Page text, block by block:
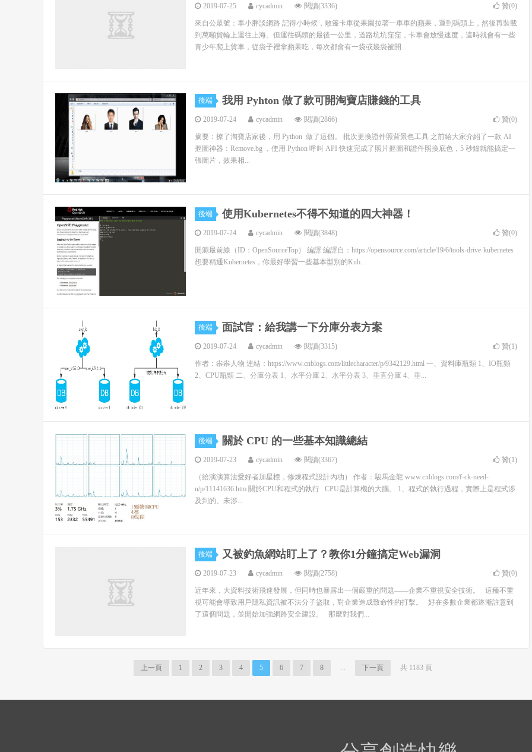
2019-07-25 cycadmin 閱讀(3336) 贊(0)
來自公眾號：車小胖談網路 記得小時候，敞篷卡車從果園拉著一車車的蘋果，運到碼頭上，然後再裝載
到萬噸貨輪上運往上海。但運往碼頭的最後一公里，道路坑坑窪窪，卡車會放慢速度，這時就會有一些
青少年爬上貨車，從袋子裡拿蘋果吃，每次都會有一袋或幾袋被開...
後端 我用 Pyhton 做了款可開淘寶店賺錢的工具
2019-07-24 cycadmin 閱讀(2866) 贊(0)
摘要：撩了淘寶店家後，用 Python 做了這個。 批次更換證件照背景色工具 之前給大家介紹了一款 AI
摳圖神器：Remove.bg ，使用 Python 呼叫 API 快速完成了照片摳圖和證件照換底色，5 秒鐘就能搞定一
張圖片，效果相...
後端 使用Kubernetes不得不知道的四大神器！
2019-07-24 cycadmin 閱讀(3848) 贊(0)
開源最前線（ID：OpenSourceTop） 編譯 編譯自：https://opensource.com/article/19/6/tools-drive-kubernetes
想要精通Kubernetes，你最好學習一些基本型別的Kub...
後端 面試官：給我講一下分庫分表方案
2019-07-24 cycadmin 閱讀(3315) 贊(1)
作者：尜尜人物 連結：https://www.cnblogs.com/littlecharacter/p/9342129.html 一、資料庫瓶頸 1、IO瓶頸
2、CPU瓶頸 二、分庫分表 1、水平分庫 2、水平分表 3、垂直分庫 4、垂...
後端 關於 CPU 的一些基本知識總結
2019-07-23 cycadmin 閱讀(3367) 贊(1)
（給演演算法愛好者加星標，修煉程式設計內功） 作者：駿馬金龍 www.cnblogs.com/f-ck-need-
u/p/11141636.htm 關於CPU和程式的執行 CPU是計算機的大腦。 1、程式的執行過程，實際上是程式涉
及到的、未涉...
後端 又被釣魚網站盯上了？教你1分鐘搞定Web漏洞
2019-07-23 cycadmin 閱讀(2758) 贊(0)
近年來，大資料技術飛速發展，但同時也暴露出一個嚴重的問題——企業不重視安全技術。 這種不重
視可能會導致用戶隱私資訊被不法分子盜取，對企業造成致命性的打擊。 好在多數企業都逐漸註意到
了這個問題，並開始加強網路安全建設。 那麼對我們...
上一頁 1 2 3 4 5 6 7 8 ... 下一頁 共 1183 頁